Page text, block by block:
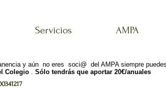
Servicios AMPA
y aún no eres soci@ del AMPA siempre
Colegio . Sólo tendrás que aportar 20€/anuales